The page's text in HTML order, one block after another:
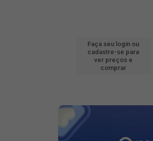
Faça seu login ou
cadastre-se para
ver preços e
comprar